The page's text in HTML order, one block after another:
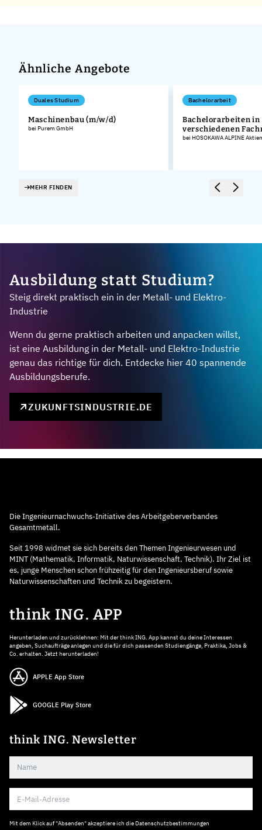
Ähnliche Angebote
Duales Studium
Maschinenbau (m/w/d)
bei Purem GmbH
Bachelorarbeit
Bachelorarbeiten in
verschiedenen
bei HOSOKAWA ALPINE
MEHR FINDEN
Ausbildung statt Studium?
Steig direkt praktisch ein in der Metall- und Elektro-
Industrie
Wenn du gerne praktisch arbeiten und anpacken willst,
ist eine Ausbildung in der Metall- und Elektro-Industrie
genau das richtige für dich. Entdecke hier 40 spannende
Ausbildungsberufe.
ZUKUNFTSINDUSTRIE.DE
Die Ingenieurnachwuchs-Initiative des Arbeitgeberverbandes
Gesamtmetall.
Seit 1998 widmet sie sich bereits den Themen Ingenieurwesen und
MINT (Mathematik, Informatik, Naturwissenschaft, Technik). Ihr Ziel ist
es, junge Menschen schon frühzeitig für den Ingenieursberuf sowie
Naturwissenschaften und Technik zu begeistern.
think ING. APP
Herunterladen und zurücklehnen: Mit der think ING. App kannst du deine Interessen
angeben, Suchaufträge anlegen und die für dich passenden Studiengänge, Praktika, Jobs &
Co. erhalten. Jetzt herunterladen!
APPLE App Store
GOOGLE Play Store
think ING. Newsletter
Mit dem Klick auf "Absenden" akzeptiere ich die Datenschutzbestimmungen